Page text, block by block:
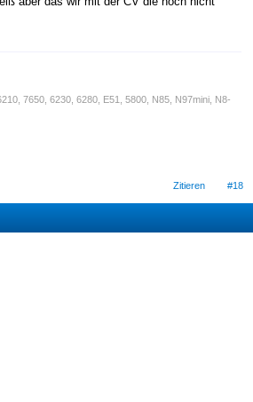
7650, 6230, 6280, E51, 5800, N85, N97mini, N8-
Zitieren #18